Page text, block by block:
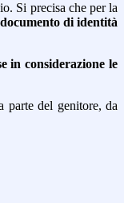
Si precisa che per la
di identità
in considerazione le
parte del genitore, da